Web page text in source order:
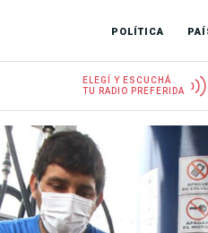
POLÍTICA
ELEGÍ Y ESCUCHÁ
TU RADIO PREFERIDA